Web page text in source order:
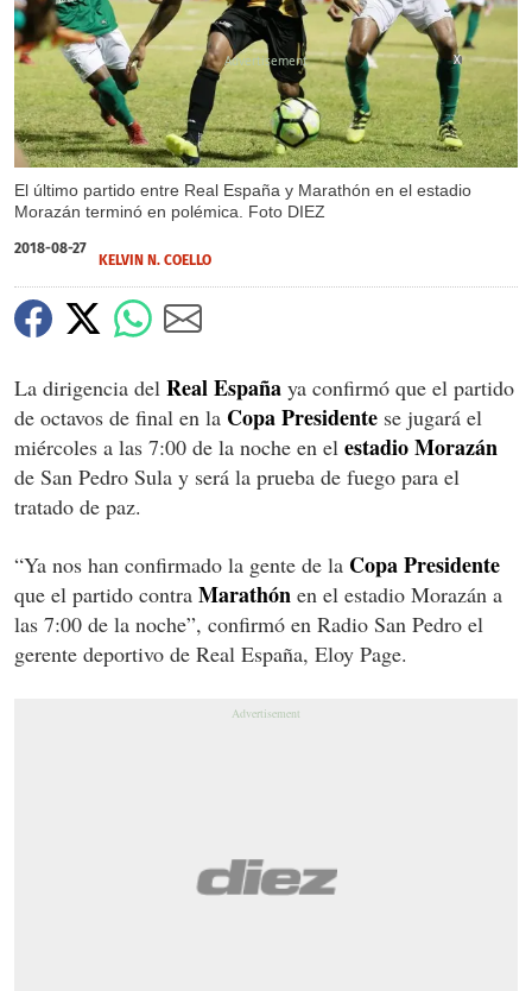
El último partido entre Real España y Marathón en el estadio
Morazán terminó en polémica. Foto DIEZ
X
2018-08-27
KELVIN N. COELLO
La dirigencia del Real España ya confirmó que el partido
de octavos de final en la Copa Presidente se jugará el
miércoles a las 7:00 de la noche en el estadio Morazán
de San Pedro Sula y será la prueba de fuego para el
tratado de paz.
“Ya nos han confirmado la gente de la Copa Presidente
que el partido contra Marathón en el estadio Morazán a
las 7:00 de la noche”, confirmó en Radio San Pedro el
gerente deportivo de Real España, Eloy Page.